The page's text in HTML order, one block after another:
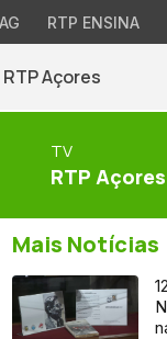
RTP ENSINA
RTP Açores
TV
RTP Açores
Mais Notícias